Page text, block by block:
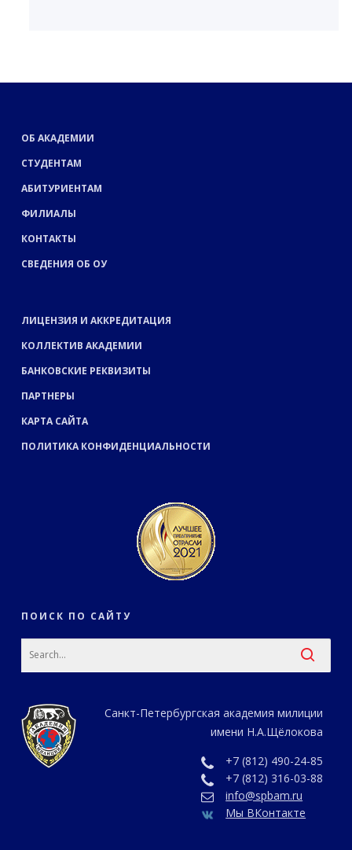
ОБ АКАДЕМИИ
СТУДЕНТАМ
АБИТУРИЕНТАМ
ФИЛИАЛЫ
КОНТАКТЫ
СВЕДЕНИЯ ОБ ОУ
ЛИЦЕНЗИЯ И АККРЕДИТАЦИЯ
КОЛЛЕКТИВ АКАДЕМИИ
БАНКОВСКИЕ РЕКВИЗИТЫ
ПАРТНЕРЫ
КАРТА САЙТА
ПОЛИТИКА КОНФИДЕНЦИАЛЬНОСТИ
ПОИСК ПО САЙТУ
Санкт-Петербургская академия милиции
имени Н.А.Щёлокова
+7 (812) 490-24-85
+7 (812) 316-03-88
info@spbam.ru
Мы ВКонтакте